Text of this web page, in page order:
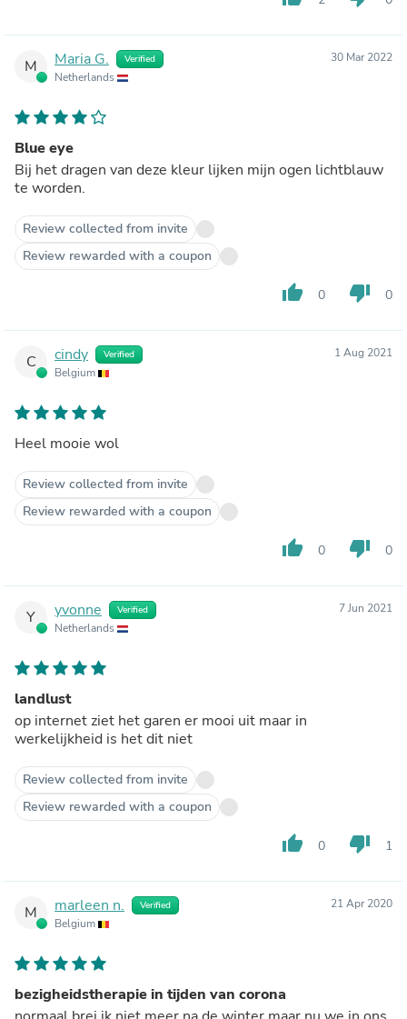
M Maria G. Verified
Netherlands
30 Mar 2022
Blue eye
Bij het dragen van deze kleur lijken mijn ogen lichtblauw
te worden.
Review collected from invite
Review rewarded with a coupon
thumb_up 0 thumb_down 0
C cindy Verified
Belgium
1 Aug 2021
Heel mooie wol
Review collected from invite
Review rewarded with a coupon
thumb_up 0 thumb_down 0
Y yvonne Verified
Netherlands
7 Jun 2021
landlust
op internet ziet het garen er mooi uit maar in
werkelijkheid is het dit niet
Review collected from invite
Review rewarded with a coupon
thumb_up 0 thumb_down 1
M marleen n. Verified
Belgium
21 Apr 2020
bezigheidstherapie in tijden van corona